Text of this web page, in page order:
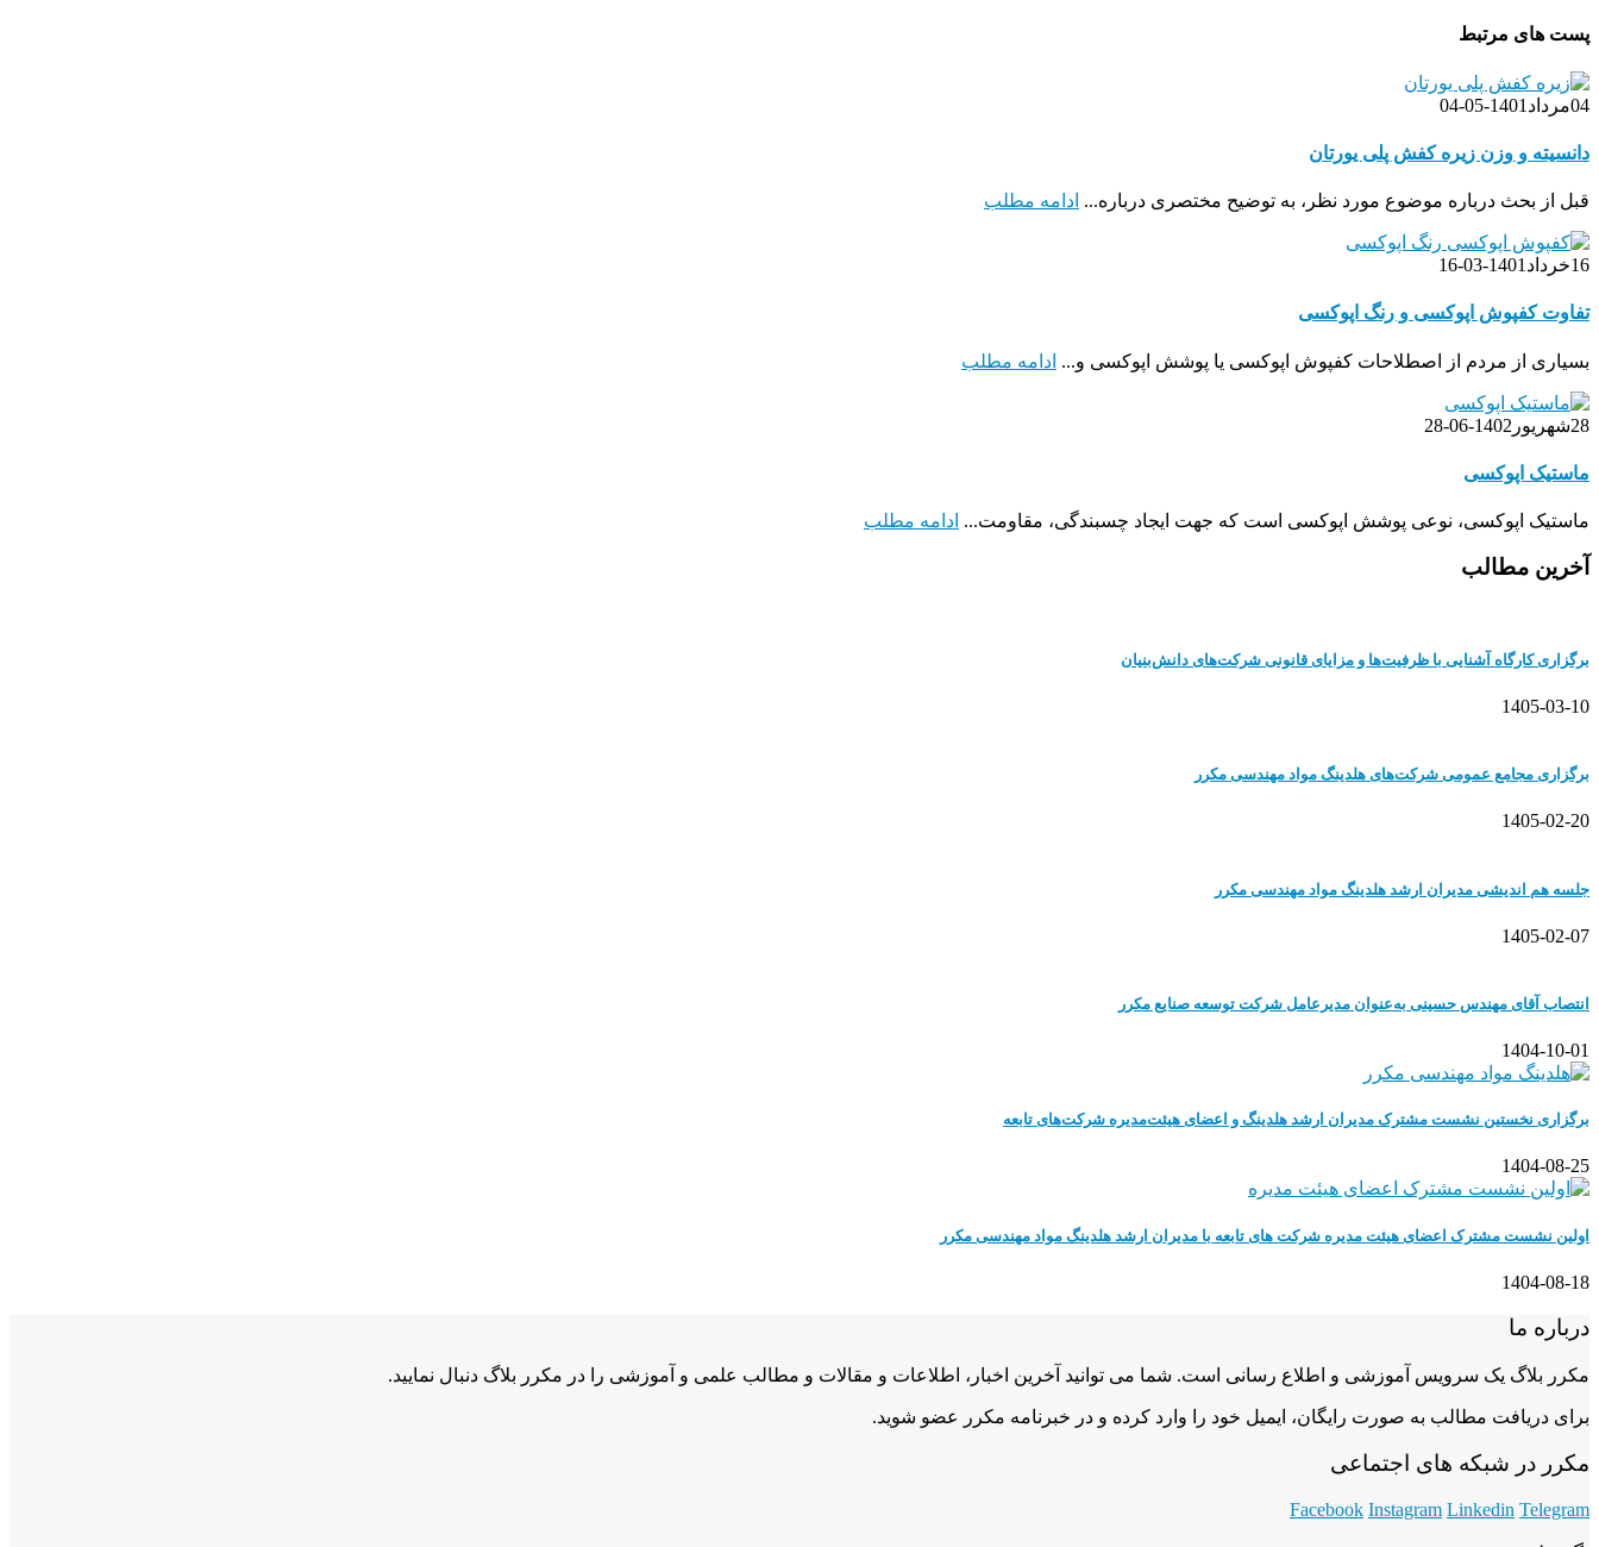
پست های مرتبط
04مرداد 1401-05-04
دانسیته و وزن زیره کفش پلی یورتان
قبل از بحث درباره موضوع مورد نظر، به توضیح مختصری درباره... ادامه مطلب
16خرداد 1401-03-16
تفاوت کفپوش اپوکسی و رنگ اپوکسی
بسیاری از مردم از اصطلاحات کفپوش اپوکسی یا پوشش اپوکسی و... ادامه مطلب
28شهریور 1402-06-28
ماستیک اپوکسی
ماستیک اپوکسی، نوعی پوشش اپوکسی است که جهت ایجاد چسبندگی، مقاومت... ادامه مطلب
آخرین مطالب
برگزاری کارگاه آشنایی با ظرفیت‌ها و مزایای قانونی شرکت‌های دانش‌بنیان
1405-03-10
برگزاری مجامع عمومی شرکت‌های هلدینگ مواد مهندسی مکرر
1405-02-20
جلسه هم اندیشی مدیران ارشد هلدینگ مواد مهندسی مکرر
1405-02-07
انتصاب آقای مهندس حسینی به‌عنوان مدیرعامل شرکت توسعه صنایع مکرر
1404-10-01
برگزاری نخستین نشست مشترک مدیران ارشد هلدینگ و اعضای هیئت‌مدیره شرکت‌های تابعه
1404-08-25
اولین نشست مشترک اعضای هیئت مدیره شرکت های تابعه با مدیران ارشد هلدینگ مواد مهندسی مکرر
1404-08-18
درباره ما
مکرر بلاگ یک سرویس آموزشی و اطلاع رسانی است. شما می توانید آخرین اخبار، اطلاعات و مقالات و مطالب علمی و آموزشی را در مکرر بلاگ دنبال نمایید.
برای دریافت مطالب به صورت رایگان، ایمیل خود را وارد کرده و در خبرنامه مکرر عضو شوید.
مکرر در شبکه های اجتماعی
Facebook Instagram Linkedin Telegram